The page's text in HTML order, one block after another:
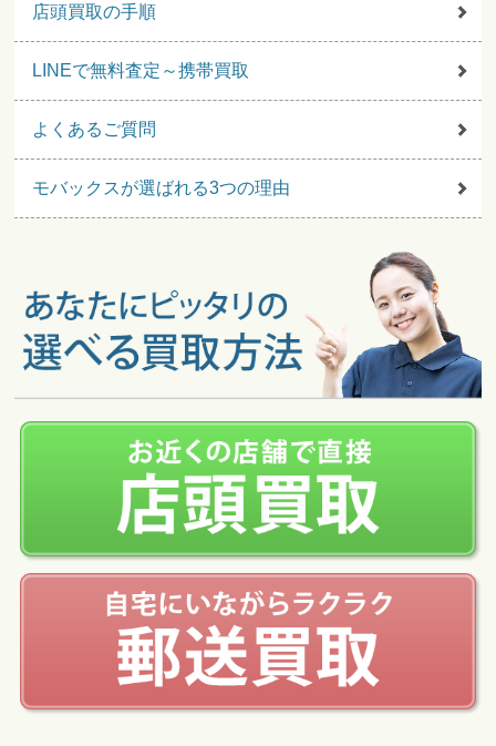
店頭買取の手順
LINEで無料査定～携帯買取
よくあるご質問
モバックスが選ばれる3つの理由